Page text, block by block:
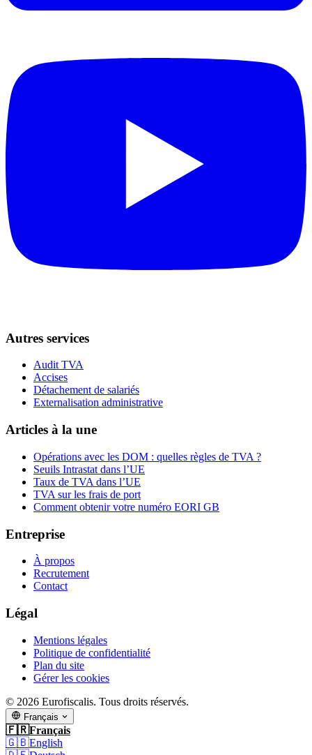
Autres services
Audit TVA
Accises
Détachement de salariés
Externalisation administrative
Articles à la une
Opérations avec les DOM : quelles règles de TVA ?
Seuils Intrastat dans l’UE
Taux de TVA dans l’UE
TVA sur les frais de port
Comment obtenir votre numéro EORI GB
Entreprise
À propos
Recrutement
Contact
Légal
Mentions légales
Politique de confidentialité
Plan du site
Gérer les cookies
© 2026 Eurofiscalis. Tous droits réservés.
Français
🇫🇷Français
🇬🇧English